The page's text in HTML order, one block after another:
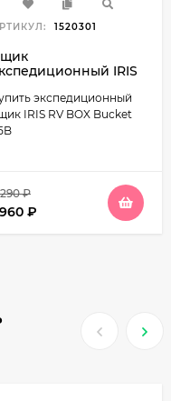
1520301
IRIS
экспедиционный
IRIS RV BOX Bucket
₽
₽